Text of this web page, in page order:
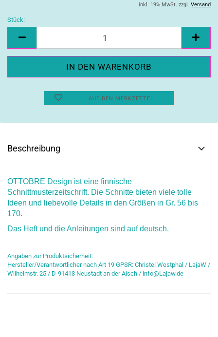
inkl. 19% MwSt. zzgl. Versand
Stück:
AUF DEN MERKZETTEL
Beschreibung
OTTOBRE Design ist eine finnische
Schnittmusterzeitschrift. Die Schnitte bieten viele tolle
Ideen und liebevolle Details in den Größen in Gr. 56 bis
170.
Das Heft und die Anleitungen sind auf deutsch.
Angaben zur Produktsicherheit:
Hersteller/Verantwortlicher nach Art 19 GPSR: Christel Westphal / LajaW /
Wilhelmstr. 25 / D-91413 Neustadt an der Aisch / info@Lajaw.de